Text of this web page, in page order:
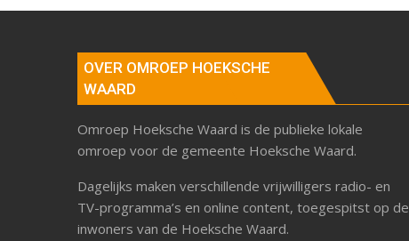
OVER OMROEP HOEKSCHE
WAARD
Omroep Hoeksche Waard is de publieke lokale
omroep voor de gemeente Hoeksche Waard.
Dagelijks maken verschillende vrijwilligers radio- en
TV-programma’s en online content, toegespitst op de
inwoners van de Hoeksche Waard.